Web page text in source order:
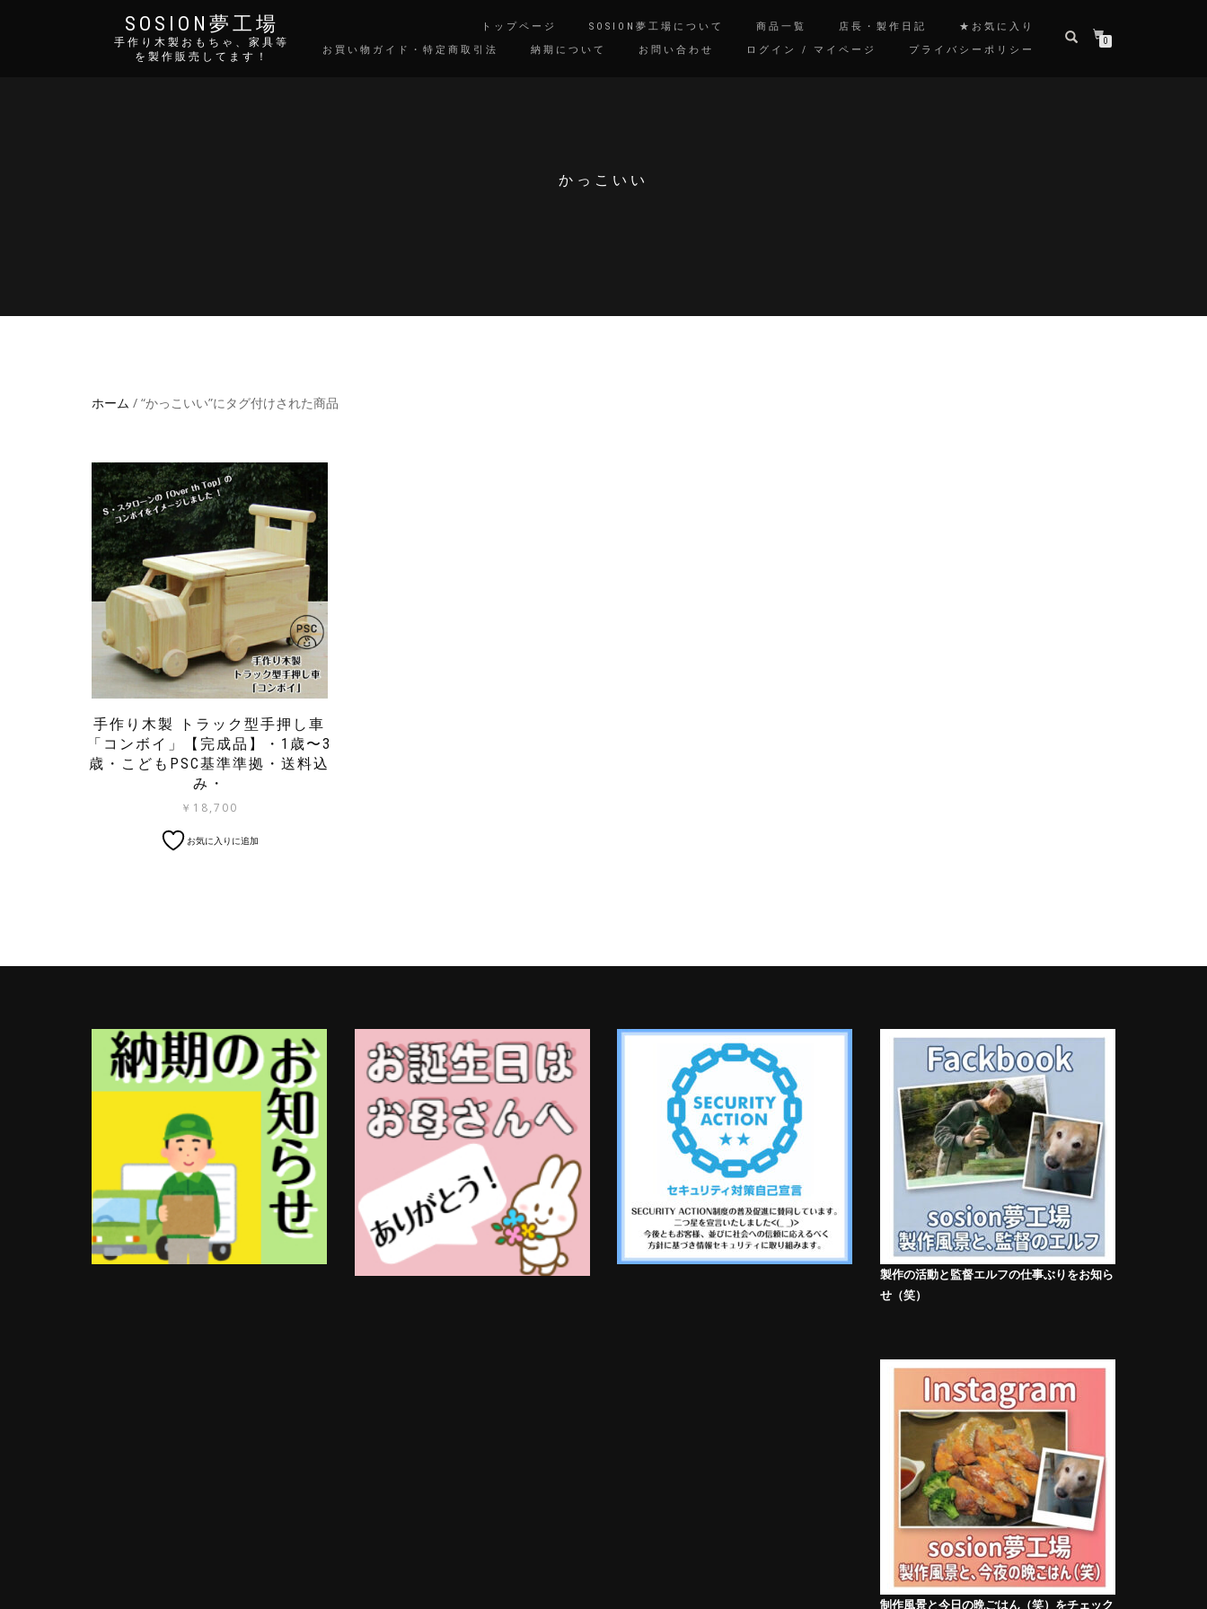
SOSION夢工場
手作り木製おもちゃ、家具等
を製作販売してます！
トップページ SOSION夢工場について 商品一覧 店長・製作日記
★お気に入り
お買い物ガイド・特定商取引法
納期について お問い合わせ ログイン / マイページ プライバシーポリシー
0
かっこいい
ホーム / “かっこいい”にタグ付けされた商品
手作り木製 トラック型手押し車
「コンボイ」【完成品】・1歳〜3
歳・こどもPSC基準準拠・送料込
み・
￥ 18,700
お気に入りに追加
製作の活動と監督エルフの仕事ぶりをお知ら
せ（笑）
制作風景と今日の晩ごはん（笑）をチェック